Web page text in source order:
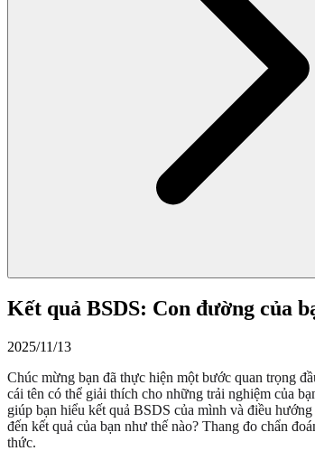
Kết quả BSDS: Con đường của
2025/11/13
Chúc mừng bạn đã thực hiện một bước quan trọng
cái tên có thể giải thích cho những trải nghiệm của
giúp bạn hiểu kết quả BSDS của mình và điều
đến kết quả của bạn như thế nào? Thang đo chẩn
thức.